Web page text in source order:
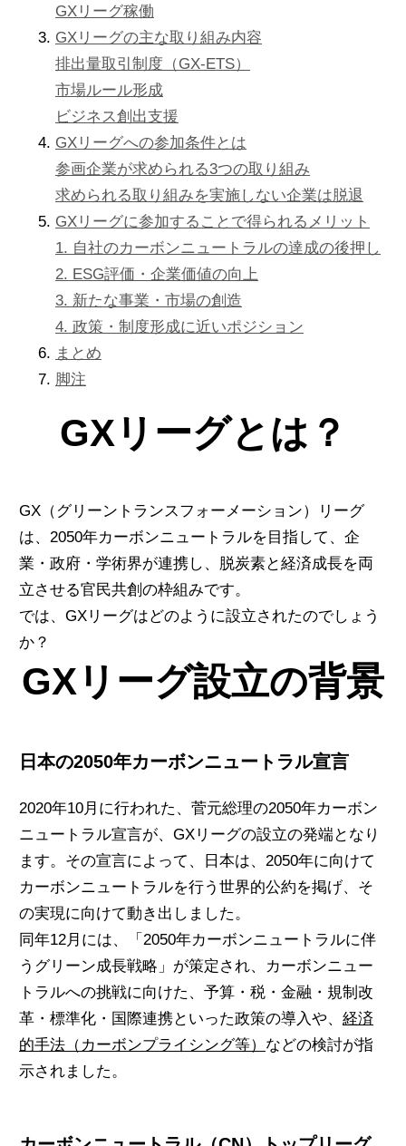
GXリーグ稼働
GXリーグの主な取り組み内容
排出量取引制度（GX-ETS）
市場ルール形成
ビジネス創出支援
GXリーグへの参加条件とは
参画企業が求められる3つの取り組み
求められる取り組みを実施しない企業は脱退
GXリーグに参加することで得られるメリット
1. 自社のカーボンニュートラルの達成の後押し
2. ESG評価・企業価値の向上
3. 新たな事業・市場の創造
4. 政策・制度形成に近いポジション
まとめ
脚注
GXリーグとは？
GX（グリーントランスフォーメーション）リーグ
は、2050年カーボンニュートラルを目指して、 企
業・政府・学術界が連携し、脱炭素と経済成長を両
立させる官民共創の枠組みです。
では、GXリーグはどのように設立されたのでしょう
か？
GXリーグ設立の背景
日本の2050年カーボンニュートラル宣言
2020年10月に行われた、菅元総理の2050年カーボン
ニュートラル宣言が、GXリーグの設立の発端となり
ます。その宣言によって、日本は、 2050年に向けて
カーボンニュートラルを行う世界的公約を掲げ、そ
の実現に向けて動き出しました。
同年12月には、「2050年カーボンニュートラルに伴
うグリーン成長戦略」が策定され、カーボンニュー
トラルへの挑戦に向けた、予算・税・金融・規制改
革・標準化・国際連携といった政策の導入や、 経済
的手法（カーボンプライシング等） などの検討が指
示されました。